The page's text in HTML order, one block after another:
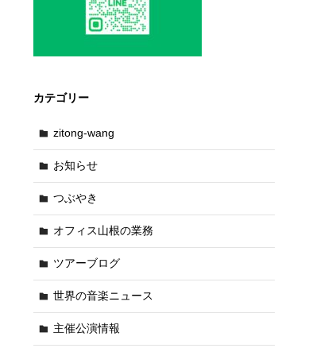
カテゴリー
zitong-wang
お知らせ
つぶやき
オフィス山根の業務
ツアーブログ
世界の音楽ニュース
主催公演情報